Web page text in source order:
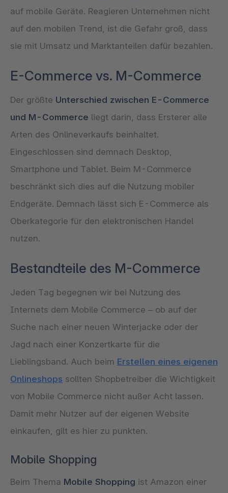
auf mobile Geräte. Reagieren Unternehmen nicht
auf den mobilen Trend, ist die Gefahr groß, dass
sie mit Umsatz und Marktanteilen dafür bezahlen.
E-Commerce vs. M-Commerce
Der größte Unterschied zwischen E-Commerce
und M-Commerce liegt darin, dass Ersterer alle
Arten des Onlineverkaufs beinhaltet.
Eingeschlossen sind demnach Desktop,
Smartphone und Tablet. Beim M-Commerce
beschränkt sich dies auf die Nutzung mobiler
Endgeräte. Demnach lässt sich E-Commerce als
Oberkategorie für den elektronischen Handel
nutzen.
Bestandteile des M-Commerce
Jeden Tag begegnen wir bei Nutzung des
Internets dem Mobile Commerce – ob auf der
Suche nach einer neuen Winterjacke oder der
Jagd nach einer Konzertkarte für die
Lieblingsband. Auch beim Erstellen eines eigenen
Onlineshops sollten Shopbetreiber die Wichtigkeit
von Mobile Commerce nicht außer Acht lassen.
Damit mehr Nutzer auf der eigenen Website
einkaufen, gilt es hier zu punkten.
Mobile Shopping
Beim Thema Mobile Shopping ist Amazon einer